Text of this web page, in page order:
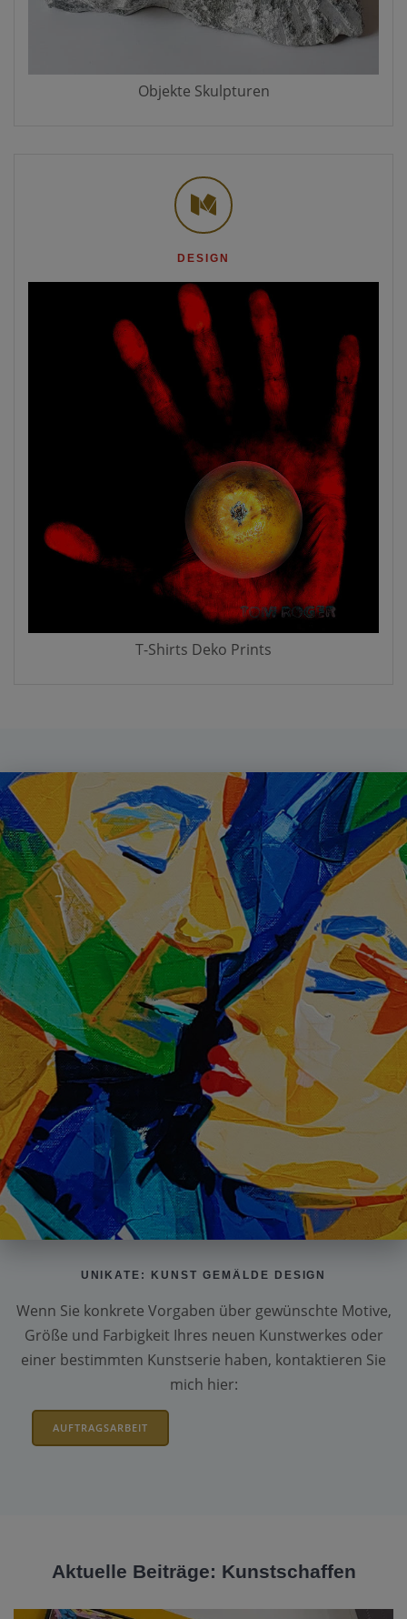
Objekte Skulpturen
DESIGN
T-Shirts Deko Prints
UNIKATE: KUNST GEMÄLDE DESIGN
Wenn Sie konkrete Vorgaben über gewünschte Motive,
Größe und Farbigkeit Ihres neuen Kunstwerkes oder
einer bestimmten Kunstserie haben, kontaktieren Sie
mich hier:
AUFTRAGSARBEIT
Aktuelle Beiträge: Kunstschaffen